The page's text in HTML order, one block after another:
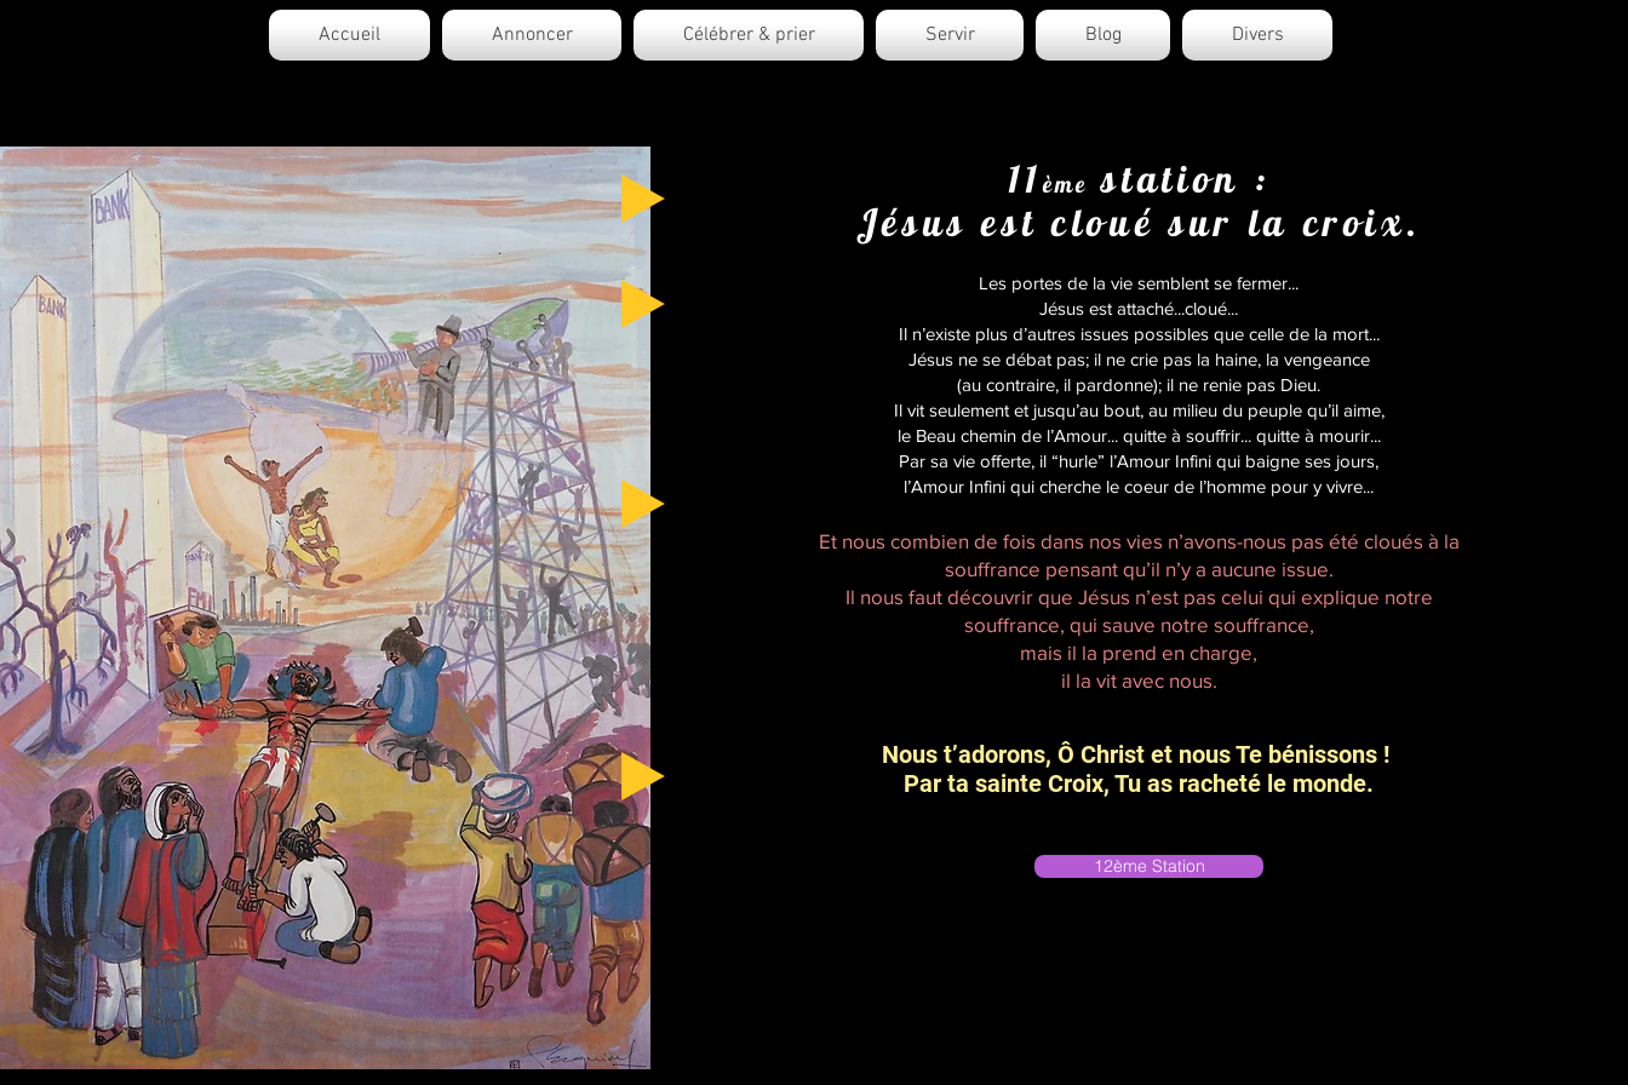
Accueil Annoncer Célébrer & prier Servir Blog Divers
11ème station :
Jésus est cloué sur la croix.
Les portes de la vie semblent se fermer...
Jésus est attaché...cloué...
Il n’existe plus d’autres issues possibles que celle de la mort...
Jésus ne se débat pas; il ne crie pas la haine, la vengeance
(au contraire, il pardonne); il ne renie pas Dieu.
Il vit seulement et jusqu’au bout, au milieu du peuple qu’il aime,
le Beau chemin de l’Amour... quitte à souffrir... quitte à mourir...
Par sa vie offerte, il “hurle” l’Amour Infini qui baigne ses jours,
l’Amour Infini qui cherche le coeur de l’homme pour y vivre...
Et nous combien de fois dans nos vies n’avons-nous pas été cloués à la
souffrance pensant qu’il n’y a aucune issue.
Il nous faut découvrir que Jésus n’est pas celui qui explique notre
souffrance, qui sauve notre souffrance,
mais il la prend en charge,
il la vit avec nous.
Nous t’adorons, Ô Christ et nous Te bénissons !
Par ta sainte Croix, Tu as racheté le monde.
12ème Station